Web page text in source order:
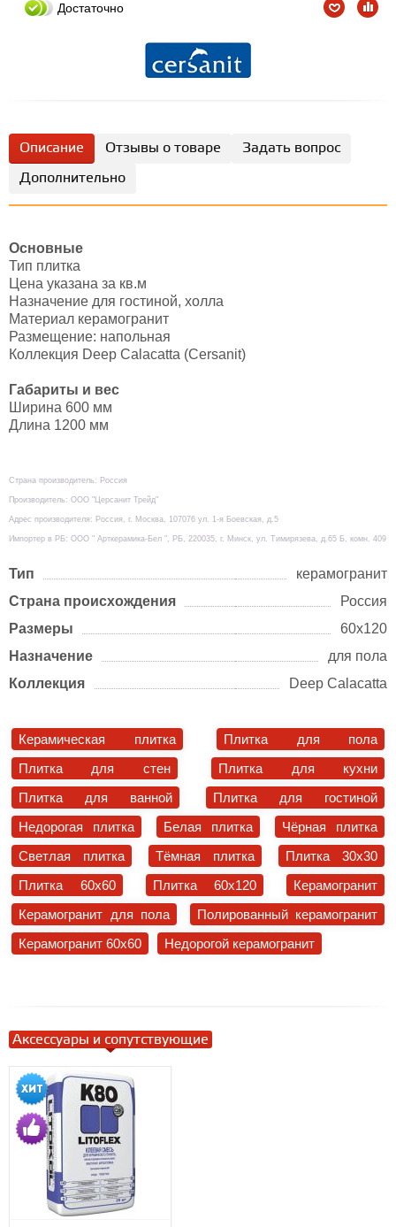
Достаточно
Описание Отзывы о товаре
Задать вопрос
Дополнительно
Основные
Тип плитка
Цена указана за кв.м
Назначение для гостиной, холла
Материал керамогранит
Размещение: напольная
Коллекция Deep Calacatta (Cersanit)
Габариты и вес
Ширина 600 мм
Длина 1200 мм
Страна производитель: Россия
Производитель: ООО "Церсанит Трейд"
Адрес производителя: Россия, г. Москва, 107076 ул. 1-я Боевская, д.5
Импортер в РБ: ООО " Арткерамика-Бел ", РБ, 220035, г. Минск, ул. Тимирязева, д.65 Б, комн. 409
Тип
керамогранит
Страна происхождения
Россия
Размеры
60х120
Назначение
для пола
Коллекция
Deep Calacatta
Керамическая плитка
Плитка для пола
Плитка для стен
Плитка для кухни
Плитка для ванной
Плитка для гостиной
Недорогая плитка
Белая плитка
Чёрная плитка
Светлая плитка
Тёмная плитка
Плитка 30x30
Плитка 60x60
Плитка 60x120
Керамогранит
Керамогранит для пола
Полированный керамогранит
Керамогранит 60x60
Недорогой керамогранит
Аксессуары и сопутствующие